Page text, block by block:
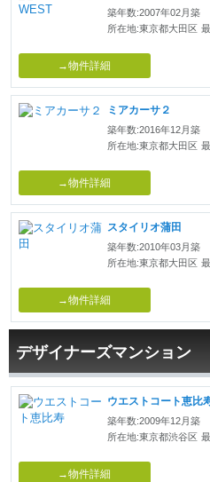
築年数:2007年02月築
所在地:東京都大田区
→物件詳細
ミアカーサ２
築年数:2016年12月築
所在地:東京都大田区
→物件詳細
スタイリオ蒲田
築年数:2010年03月築
所在地:東京都大田区
→物件詳細
デザイナーズマンション
ウエストコート恵比
築年数:2009年12月築
所在地:東京都渋谷区
→物件詳細